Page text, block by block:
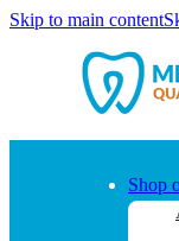
Skip to main content
Shop